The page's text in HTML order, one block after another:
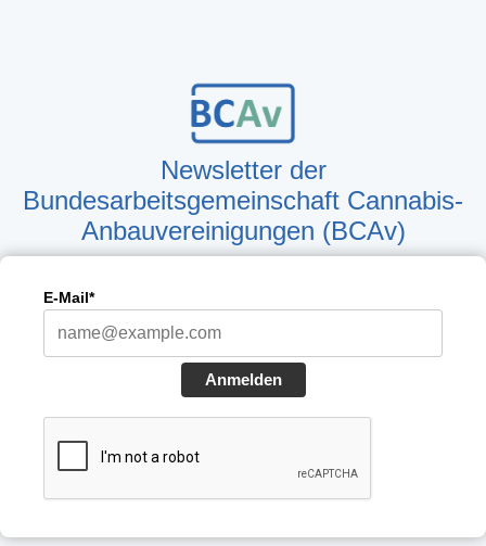
Newsletter der
Bundesarbeitsgemeinschaft Cannabis-
Anbauvereinigungen (BCAv)
E-Mail*
Anmelden